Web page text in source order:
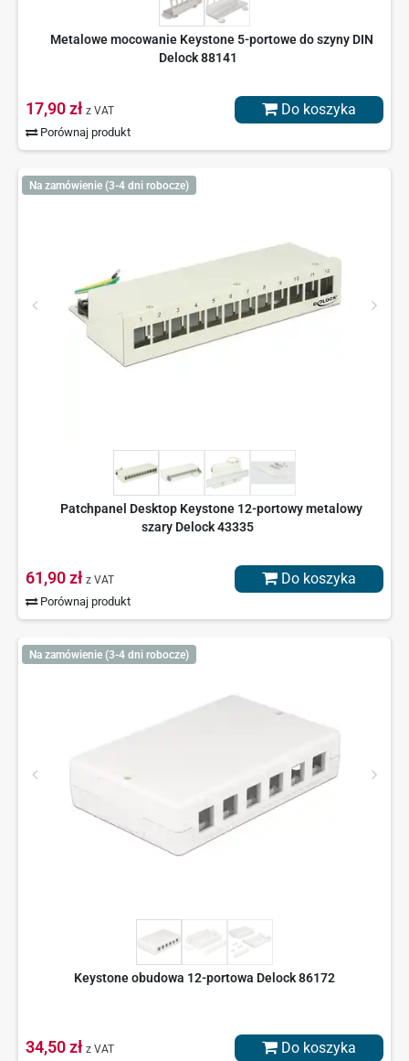
Metalowe mocowanie Keystone 5-portowe do szyny DIN
Delock 88141
17,90 zł z VAT
Porównaj produkt
Do koszyka
Na zamówienie (3-4 dni robocze)
Patchpanel Desktop Keystone 12-portowy metalowy
szary Delock 43335
61,90 zł z VAT
Porównaj produkt
Do koszyka
Na zamówienie (3-4 dni robocze)
Keystone obudowa 12-portowa Delock 86172
34,50 zł z VAT Do koszyka